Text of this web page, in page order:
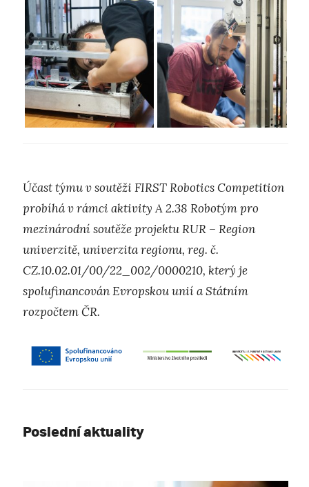
Účast týmu v soutěži FIRST Robotics Competition
probíhá v rámci aktivity A 2.38 Robotým pro
mezinárodní soutěže projektu RUR – Region
univerzitě, univerzita regionu, reg. č.
CZ.10.02.01/00/22_002/0000210, který je
spolufinancován Evropskou unií a Státním
rozpočtem ČR.
Poslední aktuality